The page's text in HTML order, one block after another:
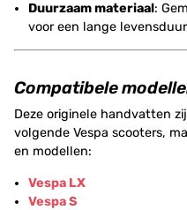
Duurzaam materiaal:
voor een lange
Compatibele
Deze originele handvatten
volgende Vespa scooters,
en modellen:
Vespa LX
Vespa S